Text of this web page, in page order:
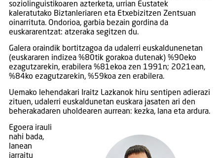
soziolinguistikoaren azterketa, urrian Eustatek
kaleratutako Biztanleriaren eta Etxebizitzen Zentsuan
oinarrituta. Ondorioa, garbia bezain gordina da
euskararentzat: atzeraka segitzen du.
Galera oraindik bortitzagoa da udalerri euskaldunenetan
(euskararen indizea %80tik gorakoa dutenak) %90eko
ezagutzarekin, erabilera %81ekoa zen 1991n; 2021ean,
%84ko ezagutzarekin, %59koa zen erabilera.
Uemako lehendakari Iraitz Lazkanok hiru sentipen adierazi
zituen, udalerri euskaldunetan euskara jasaten ari den
beherakadaren uholdearen aurrean: kezka, lana eta ardura.
Egoera irauli
nahi bada,
lanean
jarraitu